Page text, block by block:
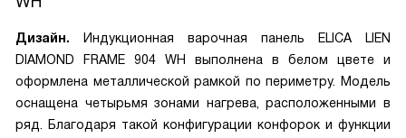
Дизайн. Индукционная варочная панель ELICA LIEN
DIAMOND FRAME 904 WH выполнена в белом цвете и
оформлена металлической рамкой по периметру. Модель
оснащена четырьмя зонами нагрева, расположенными в
ряд. Благодаря такой конфигурации конфорок и функции